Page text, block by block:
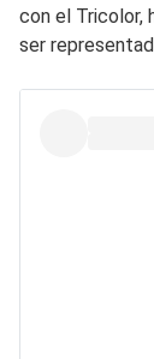
con el Tricolor,
ser